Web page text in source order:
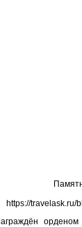
https://travelask.ru/